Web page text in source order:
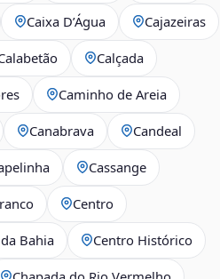
Caixa D’Água Cajazeiras
Calçada
Caminho de Areia
Canabrava Candeal
Cassange
Centro
Bahia Centro Histórico